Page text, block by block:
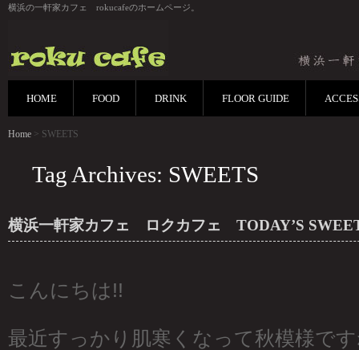
横浜の一軒家カフェ rokucafeのホームページ。
HOME FOOD DRINK FLOOR GUIDE
Home > SWEETS
Tag Archives: SWEETS
横浜一軒家カフェ ロクカフェ TODAY’S
こんにちは!!
最近すっかり肌寒くなって秋模様で